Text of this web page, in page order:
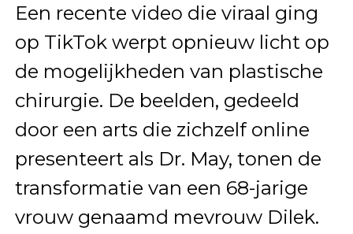
Een recente video die viraal ging
op TikTok werpt opnieuw licht op
de mogelijkheden van plastische
chirurgie. De beelden, gedeeld
door een arts die zichzelf online
presenteert als Dr. May, tonen de
transformatie van een 68-jarige
vrouw genaamd mevrouw Dilek.